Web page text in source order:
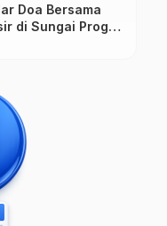
Doa Bersama
di Sungai Progo